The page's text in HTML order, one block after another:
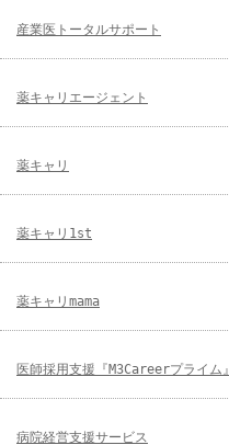
産業医トータルサポート
薬キャリエージェント
薬キャリ
薬キャリ1st
薬キャリmama
医師採用支援『M3Careerプライム』
病院経営支援サービス